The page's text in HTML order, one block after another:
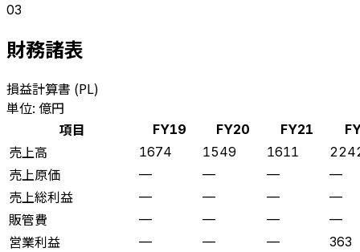
03
財務諸表
損益計算書 (PL)
単位: 億円
項目
FY19 FY20 FY21
売上高 1674 1549 1611
売上原価 — — — —
売上総利益 — — — —
販管費 — — — —
営業利益 — — — 363